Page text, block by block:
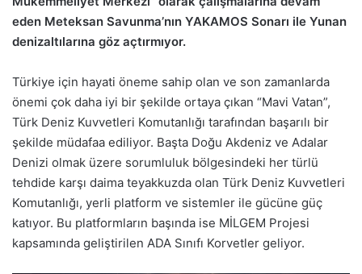
eden Meteksan Savunma’nın YAKAMOS Sonarı ile Yunan
denizaltılarına göz açtırmıyor.
Türkiye için hayati öneme sahip olan ve son zamanlarda
önemi çok daha iyi bir şekilde ortaya çıkan “Mavi Vatan”,
Türk Deniz Kuvvetleri Komutanlığı tarafından başarılı bir
şekilde müdafaa ediliyor. Başta Doğu Akdeniz ve Adalar
Denizi olmak üzere sorumluluk bölgesindeki her türlü
tehdide karşı daima teyakkuzda olan Türk Deniz Kuvvetleri
Komutanlığı, yerli platform ve sistemler ile gücüne güç
katıyor. Bu platformların başında ise MİLGEM Projesi
kapsamında geliştirilen ADA Sınıfı Korvetler geliyor.